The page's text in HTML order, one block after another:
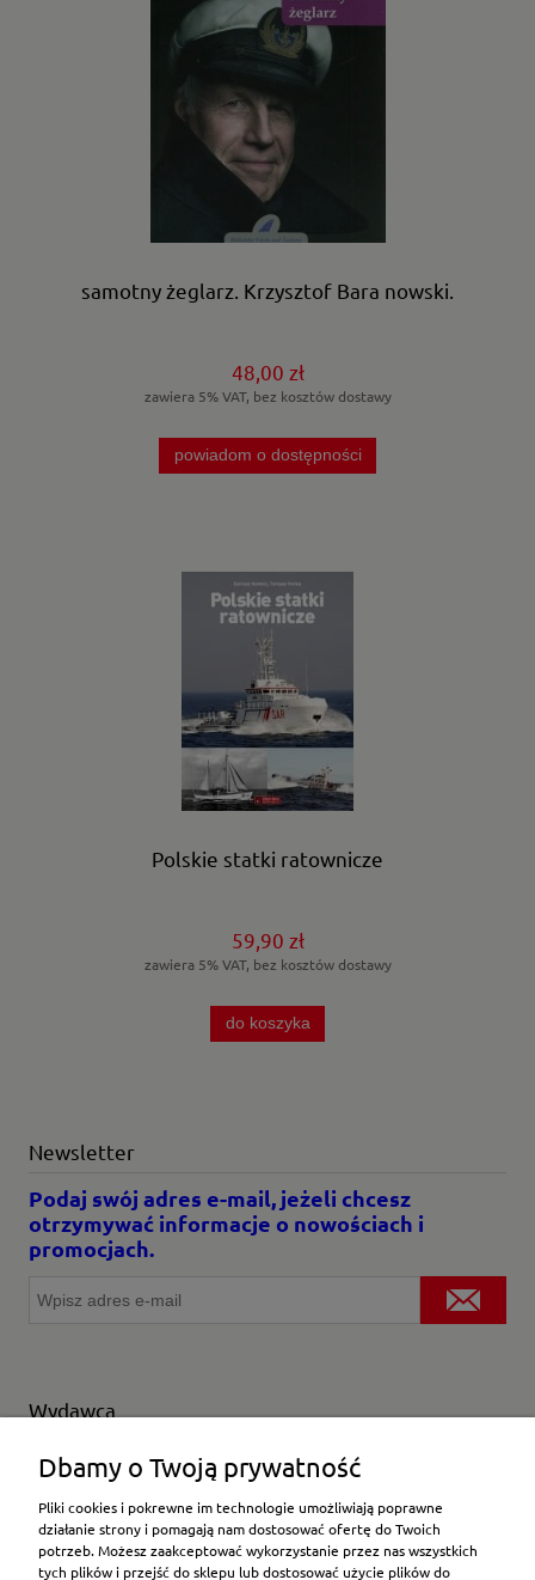
samotny żeglarz. Krzysztof Bara nowski.
48,00 zł
zawiera 5% VAT, bez kosztów dostawy
powiadom o dostępności
Polskie statki ratownicze
59,90 zł
zawiera 5% VAT, bez kosztów dostawy
do koszyka
Newsletter
Podaj swój adres e-mail, jeżeli chcesz
otrzymywać informacje o nowościach i
promocjach.
Wydawca
Wybierz producenta
Moje konto
Dbamy o Twoją prywatność
Pliki cookies i pokrewne im technologie umożliwiają poprawne
działanie strony i pomagają nam dostosować ofertę do Twoich
potrzeb. Możesz zaakceptować wykorzystanie przez nas wszystkich
tych plików i przejść do sklepu lub dostosować użycie plików do